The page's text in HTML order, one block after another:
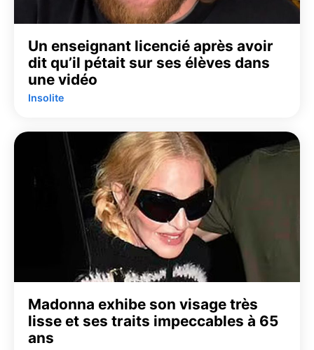
Un enseignant licencié après avoir
dit qu’il pétait sur ses élèves dans
une vidéo
Insolite
Madonna exhibe son visage très
lisse et ses traits impeccables à 65
ans